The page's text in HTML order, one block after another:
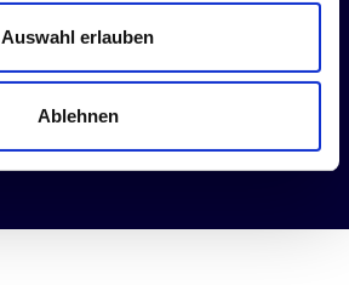
Auswahl erlauben
Ablehnen